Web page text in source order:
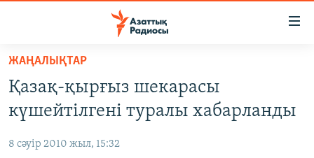
Skip
main
content
Skip
to
САЯСАТ
AZATTYQTV
ҚАҢТАР ОҚИҒАСЫ
ЖАҢАЛЫҚТАР
Қазақ-қырғыз шекарасы
күшейтілгені туралы хабарланды
8 сәуір 2010 жыл, 15:32